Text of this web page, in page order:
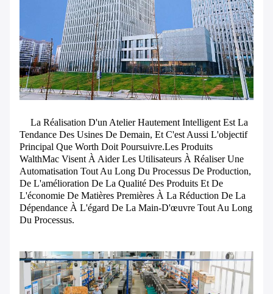
La Réalisation D'un Atelier Hautement Intelligent Est La
Tendance Des Usines De Demain, Et C'est Aussi L'objectif
Principal Que Worth Doit Poursuivre.Les Produits
WalthMac Visent À Aider Les Utilisateurs À Réaliser Une
Automatisation Tout Au Long Du Processus De Production,
De L'amélioration De La Qualité Des Produits Et De
L'économie De Matières Premières À La Réduction De La
Dépendance À L'égard De La Main-D'œuvre Tout Au Long
Du Processus.